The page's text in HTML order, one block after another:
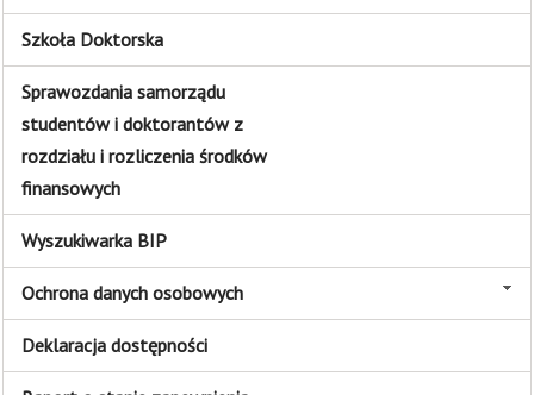
Szkoła Doktorska
Sprawozdania samorządu
studentów i doktorantów z
rozdziału i rozliczenia środków
finansowych
Wyszukiwarka BIP
Ochrona danych osobowych
Deklaracja dostępności